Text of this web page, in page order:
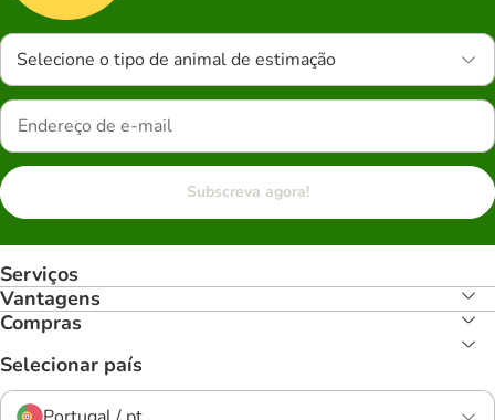
Selecione o tipo de animal de estimação
Subscreva agora!
Serviços
Vantagens
Compras
Selecionar país